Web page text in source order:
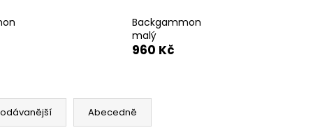
Backgammon
malý
960 Kč
Abecedně